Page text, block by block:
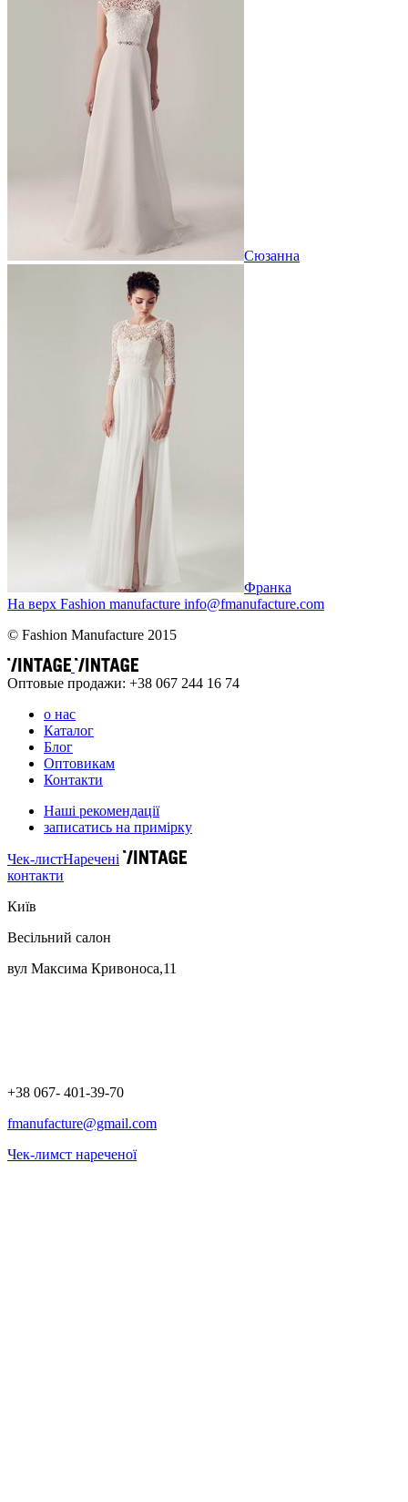
Сюзанна
Франка
На верх Fashion manufacture info@fmanufacture.com
© Fashion Manufacture 2015
Оптовые продажи: +38 067 244 16 74
о нас
Каталог
Блог
Оптовикам
Контакти
Наші рекомендації
записатись на примірку
Чек-листНаречені
контакти
Київ
Весільний салон
вул Максима Кривоноса,11
+38 067- 401-39-70
fmanufacture@gmail.com
Чек-лимст нареченої